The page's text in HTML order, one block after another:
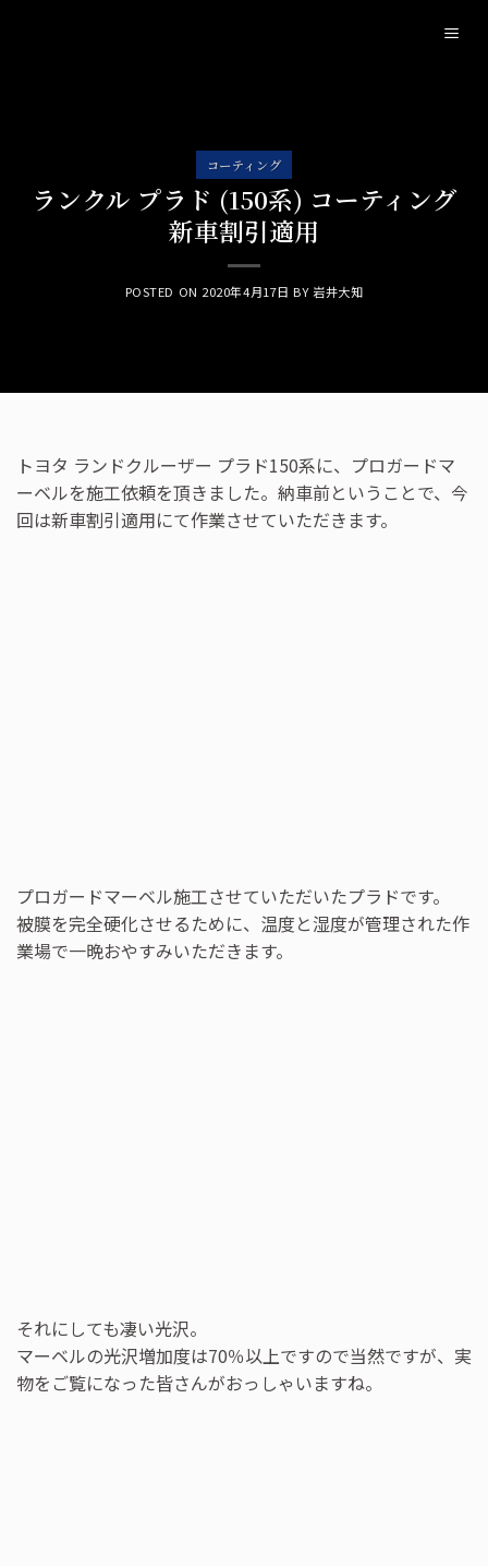
コーティング
ランクル プラド (150系) コーティング
新車割引適用
POSTED ON 2020年4月17日 BY岩井大知
トヨタ ランドクルーザー プラド150系に、プロガードマ
ーベルを施工依頼を頂きました。納車前ということで、今
回は新車割引適用にて作業させていただきます。
プロガードマーベル施工させていただいたプラドです。
被膜を完全硬化させるために、温度と湿度が管理された作
業場で一晩おやすみいただきます。
それにしても凄い光沢。
マーベルの光沢増加度は70％以上ですので当然ですが、実
物をご覧になった皆さんがおっしゃいますね。